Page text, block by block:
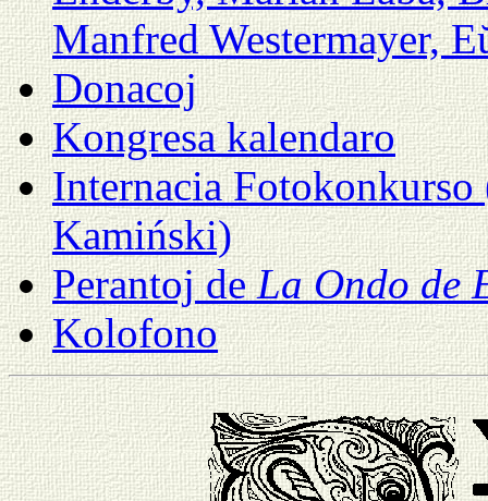
Manfred Westermayer,
Donacoj
Kongresa kalendaro
Internacia
Kamiński)
Perantoj deLa Ondo de
Kolofono